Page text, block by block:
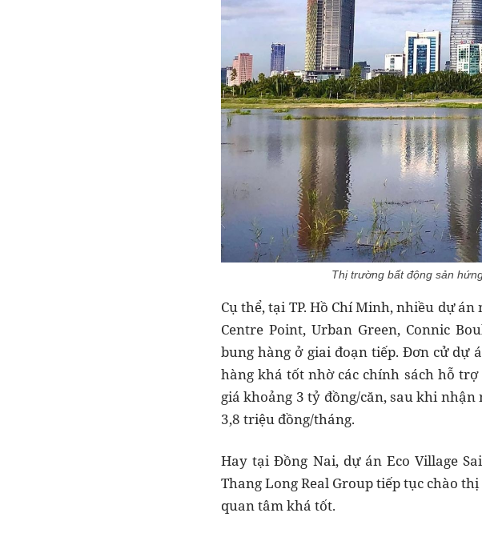
Thị trường bất động sản
Cụ thể, tại TP. Hồ Chí Minh, nhiều dự
Centre Point, Urban Green, Connic
bung hàng ở giai đoạn tiếp. Đơn cử dự
hàng khá tốt nhờ các chính sách hỗ
giá khoảng 3 tỷ đồng/căn, sau khi
3,8 triệu đồng/tháng.
Hay tại Đồng Nai, dự án Eco Village
Thang Long Real Group tiếp tục chào
quan tâm khá tốt.